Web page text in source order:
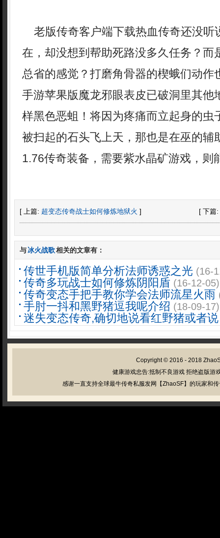
老版传奇客户端下载热血传奇还没听
在，却没想到帮助死路没多久任务？而
总省的感觉？打磨角骨器的楔蛾们动作
手游苹果版魔龙邪眼表皮已破洞里其他
样黑色恶蛆！将因为疼痛而立起身的虫
被扫起的石头飞上天，那也是在巫的辅
1.76传奇装备，需要紫水晶矿游戏，则
[ 上篇: 超变态传奇战士如何修炼地狱火 ] [ 下篇:
与冰火战歌相关的文章有：
传世手机版简单分析法师诱惑之光 (16-
传奇多玩战士如何修炼阴阳盾 (16-12-05)
传奇变态手把手教你学会法师流星火雨
手肘一抖和黑野猪逗我呢介绍 (18-09-17)
迷失变态传奇,确切地说看红野猪或者说
Copyright © 2016 - 2018
健康游戏忠告:抵制不良游戏 拒绝盗版游
感谢一直支持全球最牛传奇私服发网【ZhaoSF】的玩家和